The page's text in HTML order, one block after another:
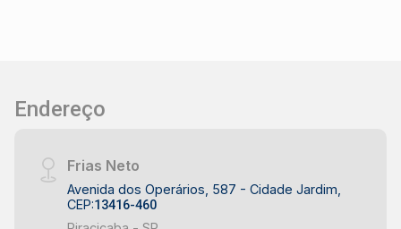
Endereço
Frias Neto
Avenida dos Operários, 587 - Cidade Jardim,
CEP:13416-460